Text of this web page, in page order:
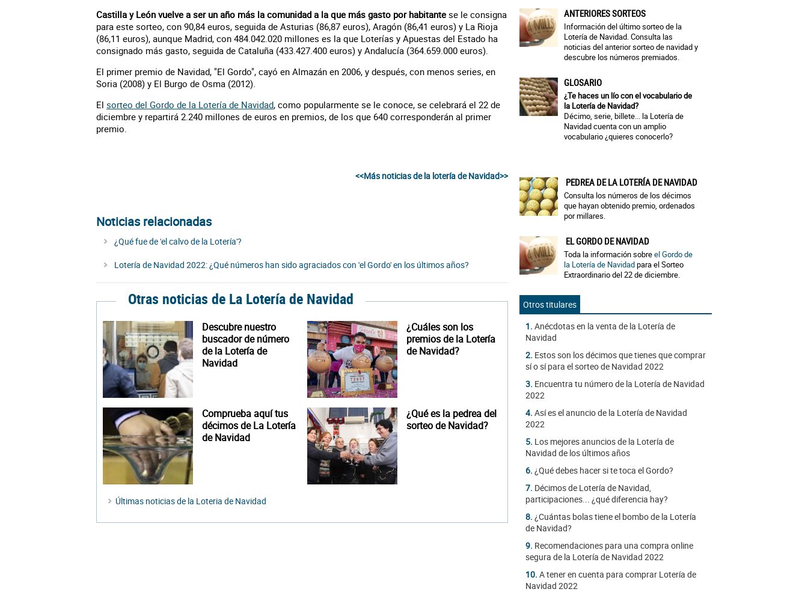
Castilla y León vuelve a ser un año más la comunidad a la que más gasto por habitante se le consigna
para este sorteo, con 90,84 euros, seguida de Asturias (86,87 euros), Aragón (86,41 euros) y La Rioja
(86,11 euros), aunque Madrid, con 484.042.020 millones es la que Loterías y Apuestas del Estado ha
consignado más gasto, seguida de Cataluña (433.427.400 euros) y Andalucía (364.659.000 euros).
El primer premio de Navidad, "El Gordo", cayó en Almazán en 2006, y después, con menos series, en
Soria (2008) y El Burgo de Osma (2012).
El sorteo del Gordo de la Lotería de Navidad, como popularmente se le conoce, se celebrará el 22 de
diciembre y repartirá 2.240 millones de euros en premios, de los que 640 corresponderán al primer
premio.
<<Más noticias de la lotería de Navidad>>
Noticias relacionadas
¿Qué fue de 'el calvo de la Lotería'?
Lotería de Navidad 2022: ¿Qué números han sido agraciados con 'el Gordo' en los últimos años?
Otras noticias de La Lotería de Navidad
Descubre nuestro
buscador de número
de la Lotería de
Navidad
¿Cuáles son los
premios de la Lotería
de Navidad?
Comprueba aquí tus
décimos de La Lotería
de Navidad
¿Qué es la pedrea del
sorteo de Navidad?
Últimas noticias de la Loteria de Navidad
ANTERIORES SORTEOS
Información del último sorteo de la
Lotería de Navidad. Consulta las
noticias del anterior sorteo de navidad y
descubre los números premiados.
GLOSARIO
¿Te haces un lío con el vocabulario de
la Lotería de Navidad?
Décimo, serie, billete... la Lotería de
Navidad cuenta con un amplio
vocabulario ¿quieres conocerlo?
PEDREA DE LA LOTERÍA DE NAVIDAD
Consulta los números de los décimos
que hayan obtenido premio, ordenados
por millares.
EL GORDO DE NAVIDAD
Toda la información sobreel Gordo de
la Lotería de Navidadpara el Sorteo
Extraordinario del 22 de diciembre.
Otros titulares
1. Anécdotas en la venta de la Lotería de
Navidad
2. Estos son los décimos que tienes que comprar
sí o sí para el sorteo de Navidad 2022
3. Encuentra tu número de la Lotería de Navidad
2022
4. Así es el anuncio de la Lotería de Navidad
2022
5. Los mejores anuncios de la Lotería de
Navidad de los últimos años
6. ¿Qué debes hacer si te toca el Gordo?
7. Décimos de Lotería de Navidad,
participaciones... ¿qué diferencia hay?
8. ¿Cuántas bolas tiene el bombo de la Lotería
de Navidad?
9. Recomendaciones para una compra online
segura de la Lotería de Navidad 2022
10. A tener en cuenta para comprar Lotería de
Navidad 2022